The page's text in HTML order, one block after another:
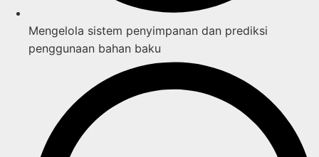
Mengelola sistem penyimpanan dan prediksi
penggunaan bahan baku